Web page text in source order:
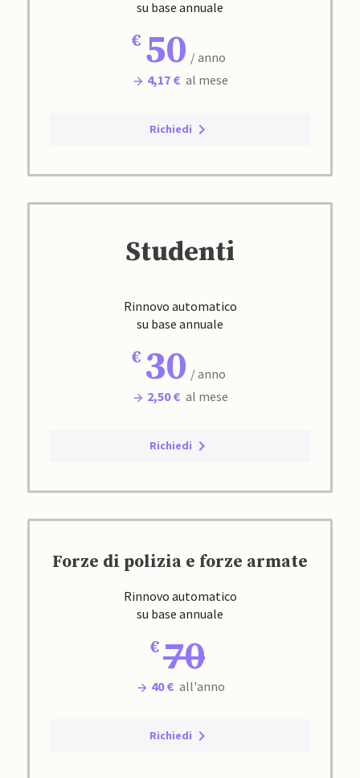
su base annuale
50 / anno
4,17 € al mese
Richiedi
Studenti
Rinnovo automatico
su base annuale
30 / anno
2,50 € al mese
Richiedi
Forze di polizia e forze armate
Rinnovo automatico
su base annuale
70
40 € all'anno
Richiedi